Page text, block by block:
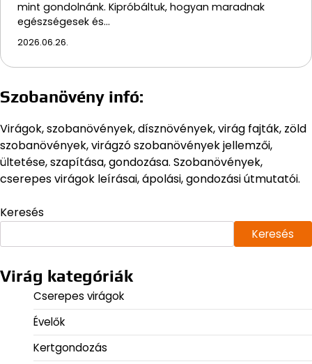
mint gondolnánk. Kipróbáltuk, hogyan maradnak
egészségesek és…
2026.06.26.
Szobanövény infó:
Virágok, szobanövények, dísznövények, virág fajták, zöld
szobanövények, virágzó szobanövények jellemzői,
ültetése, szapítása, gondozása. Szobanövények,
cserepes virágok leírásai, ápolási, gondozási útmutatói.
Keresés
Keresés
Virág kategóriák
Cserepes virágok
Évelők
Kertgondozás